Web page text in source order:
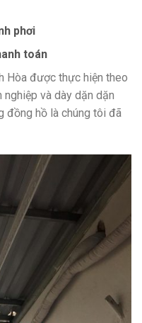
phơi
toán
Hòa được thực hiện theo
và dày dặn dặn
đồng hồ là chúng tôi đã